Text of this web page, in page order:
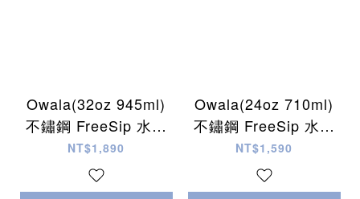
Owala(32oz 945ml)
不鏽鋼 FreeSip 水壺
(內有吸管) (多色)
NT$1,890
Owala(24oz 710ml)
不鏽鋼 FreeSip 水壺
(內有吸管) (多色)
NT$1,590